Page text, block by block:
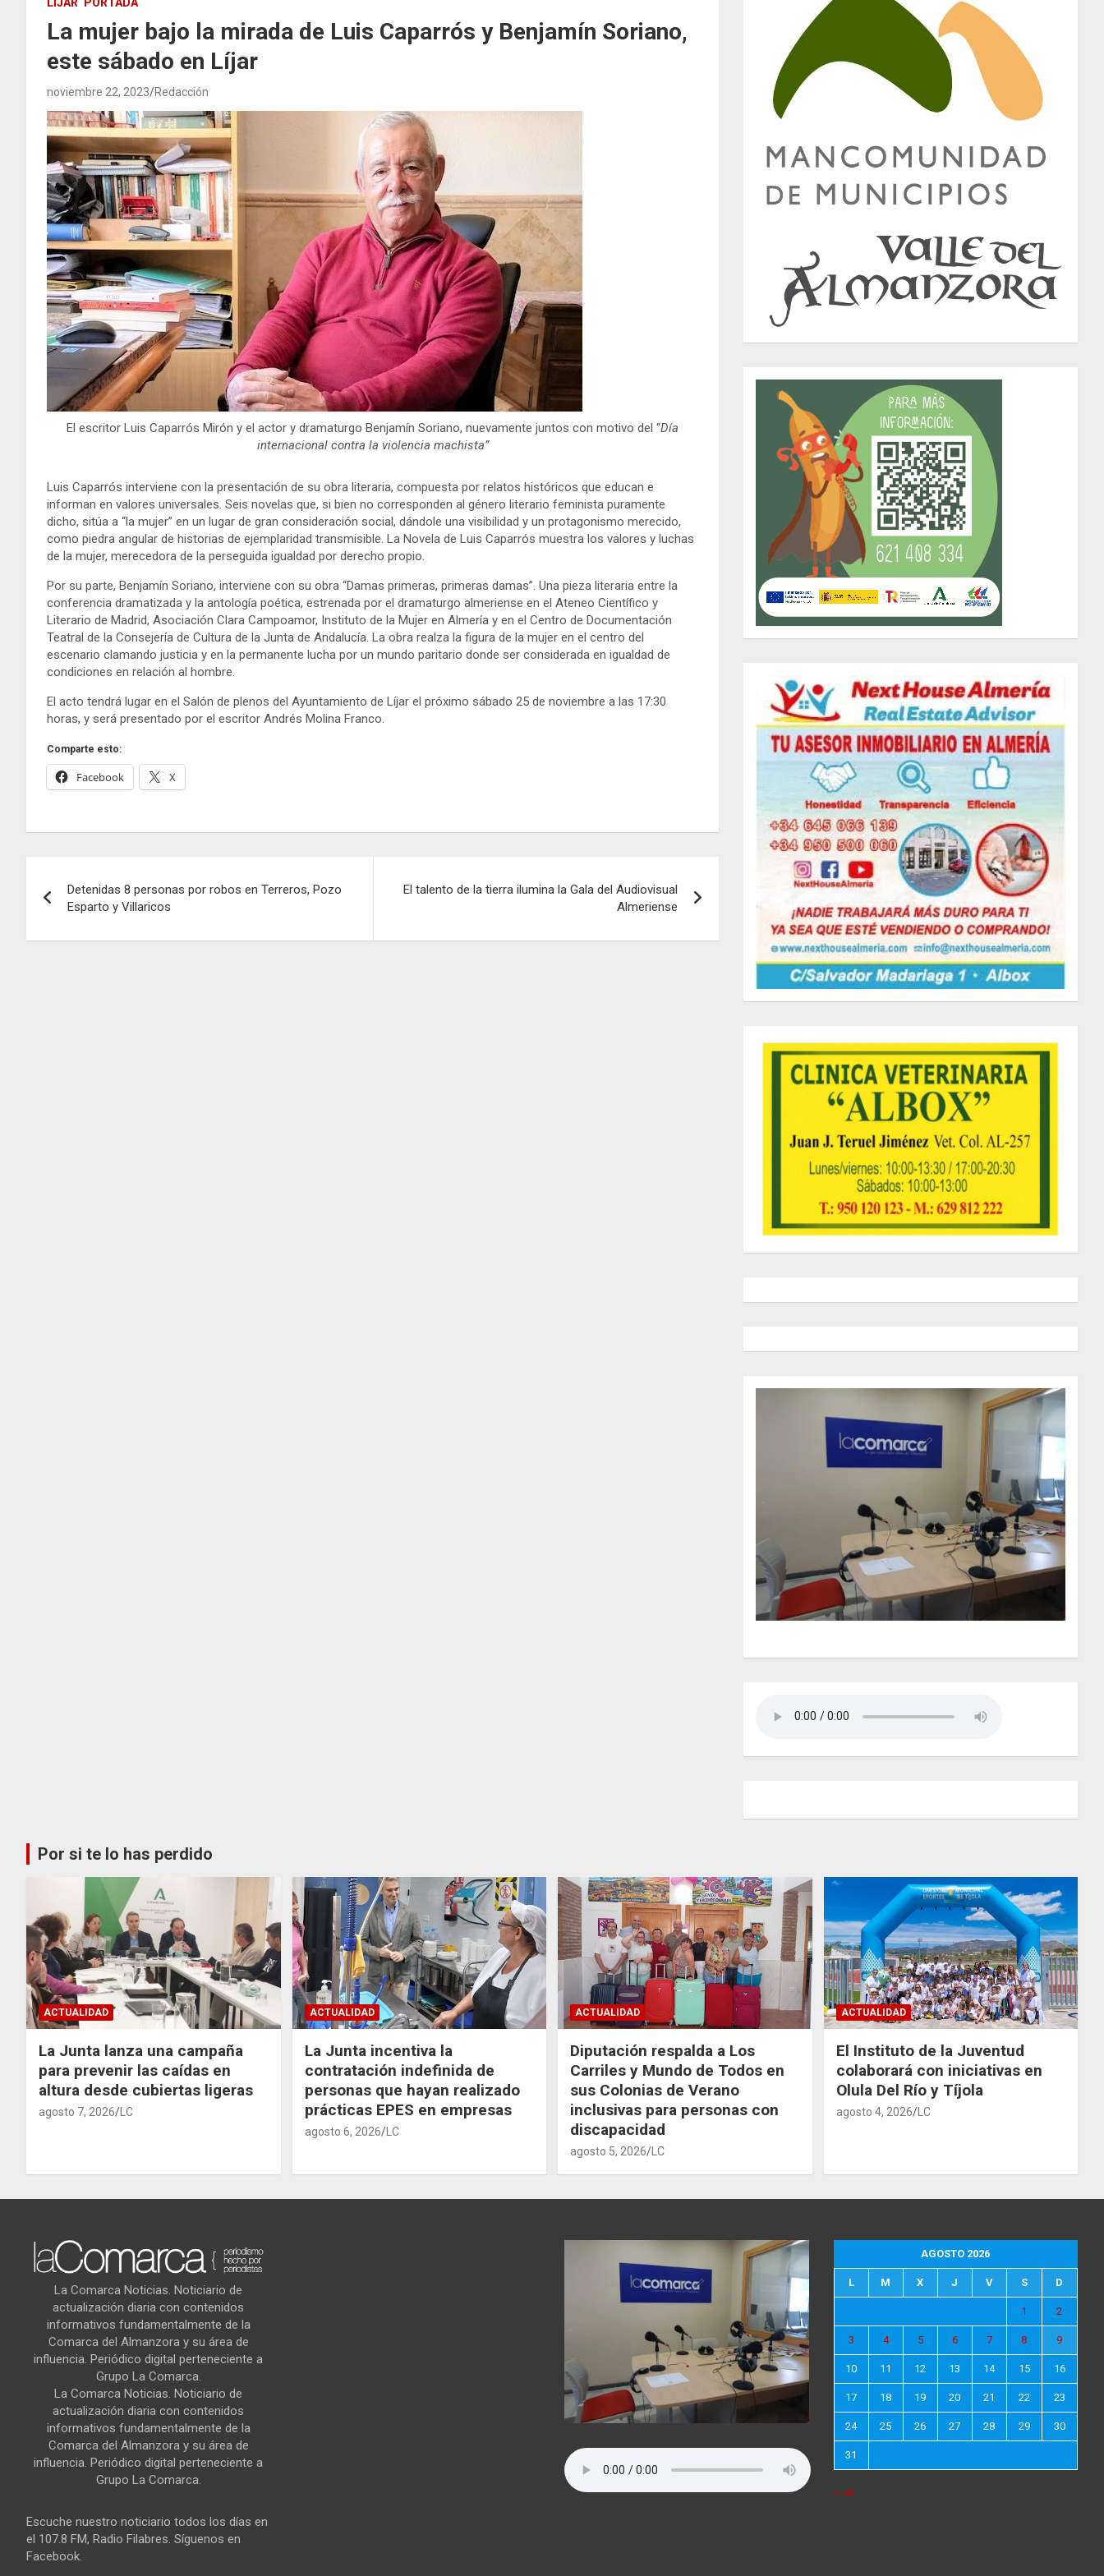
LÍJAR PORTADA
La mujer bajo la mirada de Luis Caparrós y Benjamín Soriano,
este sábado en Líjar
noviembre 22, 2023 Redacción
El escritor Luis Caparrós Mirón y el actor y dramaturgo Benjamín Soriano, nuevamente juntos con motivo del “Día
internacional contra la violencia machista”
Luis Caparrós interviene con la presentación de su obra literaria, compuesta por relatos históricos que educan e
informan en valores universales. Seis novelas que, si bien no corresponden al género literario feminista puramente
dicho, sitúa a “la mujer” en un lugar de gran consideración social, dándole una visibilidad y un protagonismo merecido,
como piedra angular de historias de ejemplaridad transmisible. La Novela de Luis Caparrós muestra los valores y luchas
de la mujer, merecedora de la perseguida igualdad por derecho propio.
Por su parte, Benjamín Soriano, interviene con su obra “Damas primeras, primeras damas”. Una pieza literaria entre la
conferencia dramatizada y la antología poética, estrenada por el dramaturgo almeriense en el Ateneo Científico y
Literario de Madrid, Asociación Clara Campoamor, Instituto de la Mujer en Almería y en el Centro de Documentación
Teatral de la Consejería de Cultura de la Junta de Andalucía. La obra realza la figura de la mujer en el centro del
escenario clamando justicia y en la permanente lucha por un mundo paritario donde ser considerada en igualdad de
condiciones en relación al hombre.
El acto tendrá lugar en el Salón de plenos del Ayuntamiento de Líjar el próximo sábado 25 de noviembre a las 17:30
horas, y será presentado por el escritor Andrés Molina Franco.
Comparte esto:
Facebook X
de
entradas
Detenidas 8 personas por robos en Terreros, Pozo
Esparto y Villaricos
El talento de la tierra ilumina la Gala del Audiovisual
Almeriense
Por si te lo has perdido
ACTUALIDAD
La Junta lanza una campaña
para prevenir las caídas en
altura desde cubiertas ligeras
agosto 7, 2026 LC
ACTUALIDAD
La Junta incentiva la
contratación indefinida de
personas que hayan realizado
prácticas EPES en empresas
agosto 6, 2026 LC
ACTUALIDAD
Diputación respalda a Los
Carriles y Mundo de Todos en
sus Colonias de Verano
inclusivas para personas con
discapacidad
agosto 5, 2026 LC
ACTUALIDAD
El Instituto de la Juventud
colaborará con iniciativas en
Olula Del Río y Tíjola
agosto 4, 2026 LC
La Comarca Noticias. Noticiario de
actualización diaria con contenidos
informativos fundamentalmente de la
Comarca del Almanzora y su área de
influencia. Periódico digital perteneciente a
Grupo La Comarca.
La Comarca Noticias. Noticiario de
actualización diaria con contenidos
informativos fundamentalmente de la
Comarca del Almanzora y su área de
influencia. Periódico digital perteneciente a
Grupo La Comarca.
Escuche nuestro noticiario todos los días en
el 107.8 FM, Radio Filabres. Síguenos en
Facebook.
AGOSTO 2026
L M X J V S D
1 2
3 4 5 6 7 8 9
10 11 12 13 14 15 16
17 18 19 20 21 22 23
24 25 26 27 28 29 30
31
« Jul